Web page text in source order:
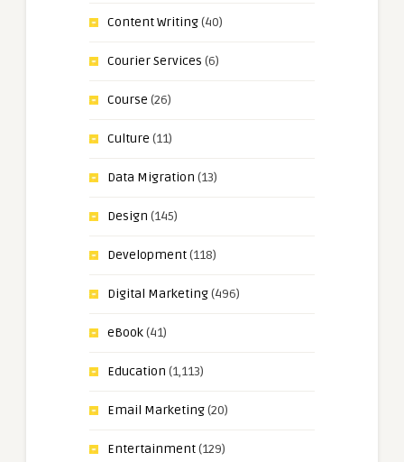
Content Writing(40)
Courier Services (6)
Course (26)
Culture (11)
Data Migration (13)
Design (145)
Development(118)
Digital Marketing(496)
eBook(41)
Education (1,113)
Email Marketing(20)
Entertainment(129)